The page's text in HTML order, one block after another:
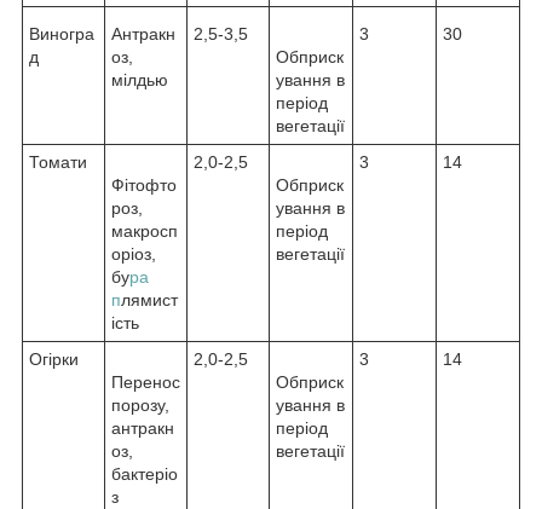
Виногра
д
Антракн
оз,
мілдью
2,5-3,5
Обприск
ування в
період
вегетації
3 30
Томати
Фітофто
роз,
макросп
оріоз,
бура
плямист
ість
2,0-2,5
Обприск
ування в
період
вегетації
3 14
Огірки
Перенос
порозу,
антракн
оз,
бактеріо
з
2,0-2,5
Обприск
ування в
період
вегетації
3 14